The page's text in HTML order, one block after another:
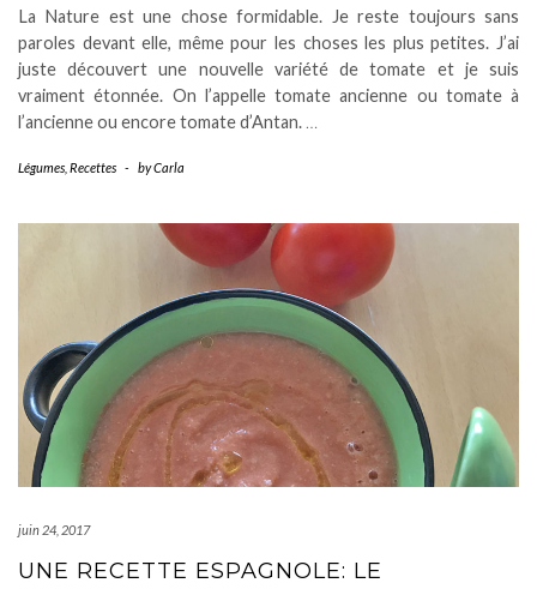
La Nature est une chose formidable. Je reste toujours sans
paroles devant elle, même pour les choses les plus petites. J’ai
juste découvert une nouvelle variété de tomate et je suis
vraiment étonnée. On l’appelle tomate ancienne ou tomate à
l’ancienne ou encore tomate d’Antan. …
Légumes Recettes - byCarla
juin 24, 2017
UNE RECETTE ESPAGNOLE: LE